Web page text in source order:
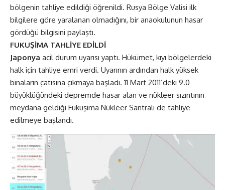
bölgenin tahliye edildiği öğrenildi. Rusya Bölge Valisi ilk
bilgilere göre yaralanan olmadığını, bir anaokulunun hasar
gördüğü bilgisini paylaştı.
FUKUŞİMA TAHLİYE EDİLDİ
Japonya acil durum uyarısı yaptı. Hükümet, kıyı bölgelerdeki
halk için tahliye emri verdi. Uyarının ardından halk yüksek
binaların çatısına çıkmaya başladı. 11 Mart 2011’deki 9.0
büyüklüğündeki depremde hasar alan ve nükleer sızıntının
meydana geldiği Fukuşima Nükleer Santrali de tahliye
edilmeye başlandı.